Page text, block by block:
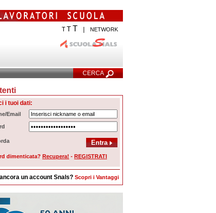
T TT NETWORK
CERCA
Avanzata
i tuoi dati:
Email
dimenticata? Recupera! - REGISTRATI
un account Snals? Scopri i Vantaggi